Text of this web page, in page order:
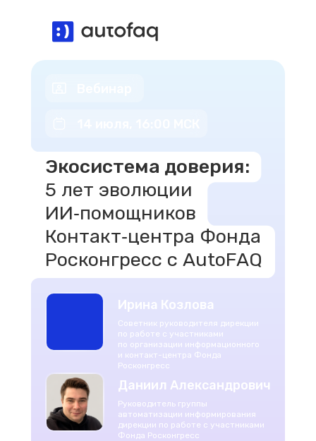
Экосистема доверия:
5 лет эволюции
ИИ‑помощников
Контакт‑центра Фонда
Росконгресс с AutoFAQ
Ирина Козлова
Советник руководителя дирекции
по работе с участниками
по организации информационного
и контакт-центра Фонда
Росконгресс
Даниил Александрович
Руководитель группы
автоматизации информирования
дирекции по работе с участниками
Фонда Росконгресс